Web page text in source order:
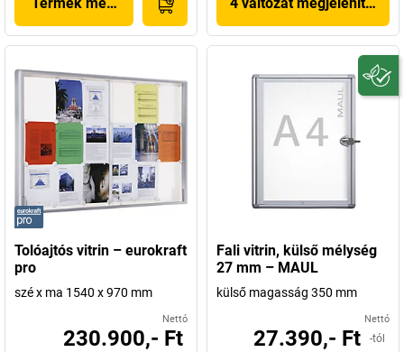
Tolóajtós vitrin – eurokraft
pro
szé x ma 1540 x 970 mm
Nettó
230.900,- Ft
Fali vitrin, külső mélység
27 mm – MAUL
külső magasság 350 mm
Nettó
27.390,- Ft -tól